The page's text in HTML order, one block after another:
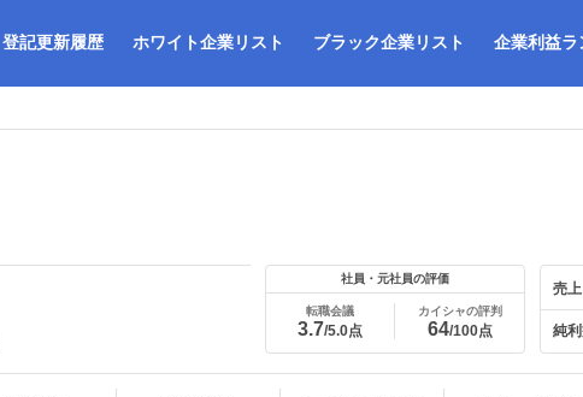
登記更新履歴 ホワイト企業リスト ブラック企業リスト 企業利益ラ
社員・元社員の評価
転職会議
3.7/5.0点
カイシャの評判
64/100点
売上
純利